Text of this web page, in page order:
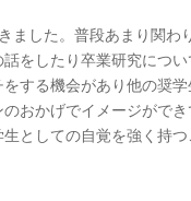
ました。普段あまり関わ
をしたり卒業研究につ
する機会があり他の奨
おかげでイメージがで
としての自覚を強く持